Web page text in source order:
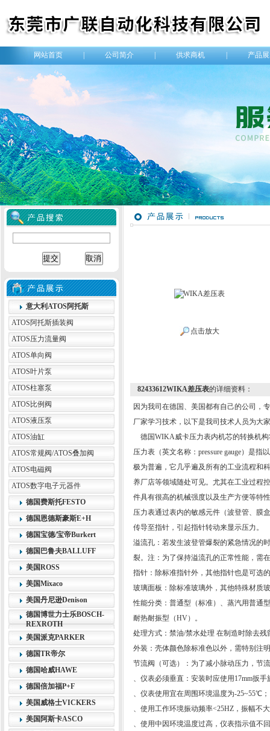
网站首页 公司简介 供求商机 产品
意大利ATOS阿托斯
ATOS阿托斯插装阀
ATOS压力流量阀
ATOS单向阀
ATOS叶片泵
ATOS柱塞泵
ATOS比例阀
ATOS液压泵
ATOS油缸
ATOS常规阀/ATOS叠加阀
ATOS电磁阀
ATOS数字电子元器件
德国费斯托FESTO
德国恩德斯豪斯E+H
德国宝德/宝帝Burkert
德国巴鲁夫BALLUFF
美国ROSS
美国Mixaco
美国丹尼逊Denison
德国博世力士乐BOSCH-
REXROTH
美国派克PARKER
德国TR帝尔
德国哈威HAWE
德国倍加福P+F
美国威格士VICKERS
美国阿斯卡ASCO
点击放大
82433612WIKA差压表的详细资料：
因为我司在德国、美国都有自己的公司，
厂家学习技术，以下是我司技术人员为大
德国WIKA威卡压力表内机芯的转换机
压力表（英文名称：pressure gauge）是
极为普遍，它几乎遍及所有的工业流程和
养厂店等领域随处可见。尤其在工业过程
件具有很高的机械强度以及生产方便等特
压力表通过表内的敏感元件（波登管、膜
传导至指针，引起指针转动来显示压力。
溢流孔：若发生波登管爆裂的紧急情况的
裂。注：为了保持溢流孔的正常性能，需
指针：除标准指针外，其他指针也是可选
玻璃面板：除标准玻璃外，其他特殊材质
性能分类：普通型（标准）、蒸汽用普通
耐热耐振型（HV）。
处理方式：禁油/禁水处理 在制造时除去
外装：壳体颜色除标准色以外，需特别注
节流阀（可选）：为了减小脉动压力，节
、仪表必须垂直：安装时应使用17mm扳
、仪表使用宜在周围环境温度为-25~55℃；
、使用工作环境振动频率<25HZ，振幅不
、使用中因环境温度过高，仪表指示值不